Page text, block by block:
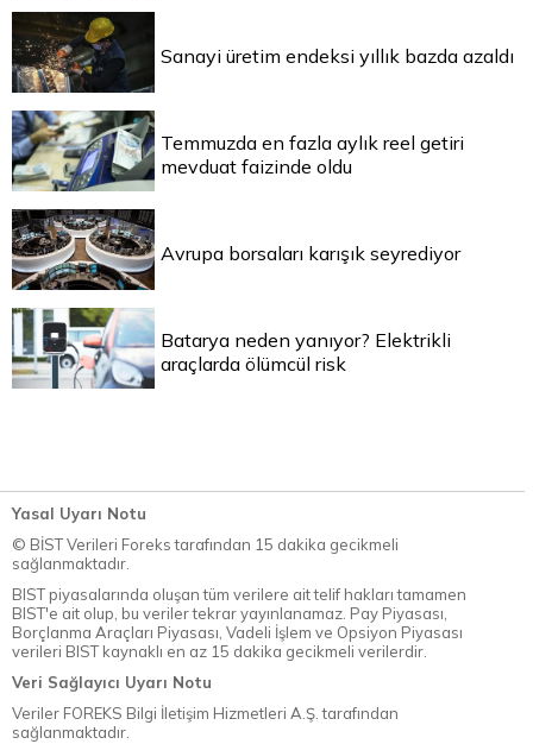
Sanayi üretim endeksi yıllık bazda azaldı
Temmuzda en fazla aylık reel getiri
mevduat faizinde oldu
Avrupa borsaları karışık seyrediyor
Batarya neden yanıyor? Elektrikli
araçlarda ölümcül risk
Yasal Uyarı Notu
© BİST Verileri Foreks tarafından 15 dakika gecikmeli
sağlanmaktadır.
BIST piyasalarında oluşan tüm verilere ait telif hakları tamamen
BIST'e ait olup, bu veriler tekrar yayınlanamaz. Pay Piyasası,
Borçlanma Araçları Piyasası, Vadeli İşlem ve Opsiyon Piyasası
verileri BIST kaynaklı en az 15 dakika gecikmeli verilerdir.
Veri Sağlayıcı Uyarı Notu
Veriler FOREKS Bilgi İletişim Hizmetleri A.Ş. tarafından
sağlanmaktadır.